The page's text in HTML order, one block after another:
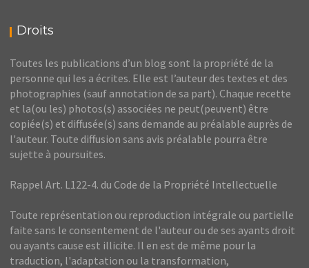
Droits
Toutes les publications d’un blog sont la propriété de la
personne qui les a écrites. Elle est l’auteur des textes et des
photographies (sauf annotation de sa part). Chaque recette
et la(ou les) photos(s) associées ne peut(peuvent) être
copiée(s) et diffusée(s) sans demande au préalable auprès de
l'auteur. Toute diffusion sans avis préalable pourra être
sujette à poursuites.
Rappel Art. L122-4. du Code de la Propriété Intellectuelle
Toute représentation ou reproduction intégrale ou partielle
faite sans le consentement de l'auteur ou de ses ayants droit
ou ayants cause est illicite. Il en est de même pour la
traduction, l'adaptation ou la transformation,